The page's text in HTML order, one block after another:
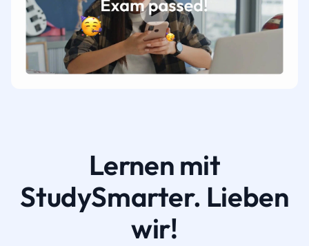
Lernen mit
StudySmarter. Lieben
wir!